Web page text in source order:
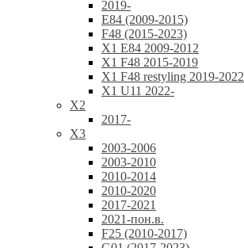
2019-
E84 (2009-2015)
F48 (2015-2023)
X1 E84 2009-2012
X1 F48 2015-2019
X1 F48 restyling 2019-2022
X1 U11 2022-
X2
2017-
X3
2003-2006
2003-2010
2010-2014
2010-2020
2017-2021
2021-пон.в.
F25 (2010-2017)